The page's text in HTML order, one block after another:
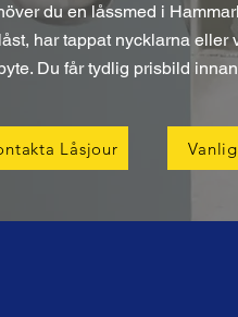
du en låssmed i
har tappat nycklarna eller
Du får tydlig prisbild
Låsjour